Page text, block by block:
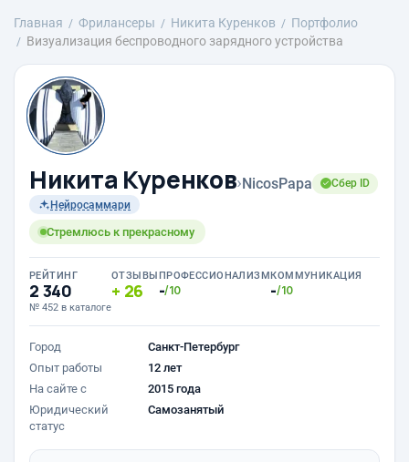
Главная Фрилансеры Никита Куренков
Портфолио
Визуализация беспроводного зарядного устройства
Никита Куренков›NicosPapa
Сбер ID
Нейросаммари
Стремлюсь к прекрасному
РЕЙТИНГ
2 340
№ 452 в каталоге
ОТЗЫВЫ
26
ПРОФЕССИОНАЛИЗМ
-/10
КОММУНИКАЦИЯ
-/10
Город
Санкт-Петербург
Опыт работы
12 лет
На сайте с
2015 года
Юридический
статус
Самозанятый